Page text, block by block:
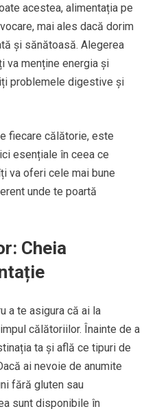
acestea, alimentația pe
mai ales dacă dorim
și sănătoasă. Alegerea
va menține energia și
problemele digestive și
fiecare călătorie, este
esențiale în ceea ce
va oferi cele mai bune
unde te poartă
Cheia
a te asigura că ai la
călătoriilor. Înainte de a
ta și află ce tipuri de
ai nevoie de anumite
fără gluten sau
sunt disponibile în